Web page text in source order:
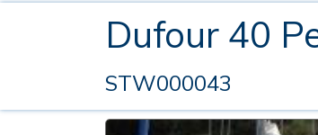
Dufour 40
STW000043